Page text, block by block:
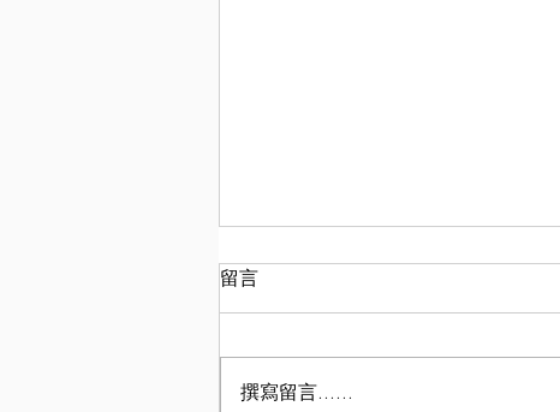
留言
撰寫留言......